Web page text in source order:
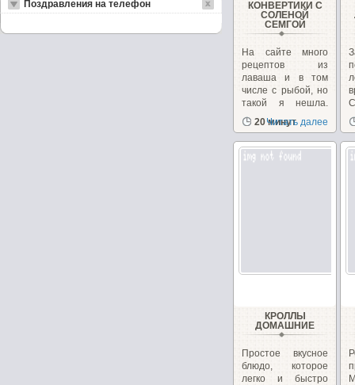
КОНВЕРТИКИ С
СОЛЕНОЙ
СЕМГОЙ
На сайте много
рецептов из
лаваша и в том
числе с рыбой, но
такой я нешла.
Готовлю...
20 минут
Читать далее
КРОЛЛЫ
ДОМАШНИЕ
Простое вкусное
блюдо, которое
легко и быстро
Поздравления на телефон